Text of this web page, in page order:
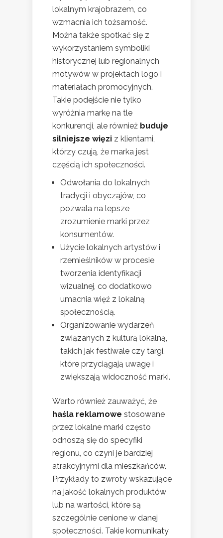
lokalnym krajobrazem, co
wzmacnia ich tożsamość.
Można także spotkać się z
wykorzystaniem symboliki
historycznej lub regionalnych
motywów w projektach logo i
materiałach promocyjnych.
Takie podejście nie tylko
wyróżnia markę na tle
konkurencji, ale również buduje
silniejsze więzi z klientami,
którzy czują, że marka jest
częścią ich społeczności.
Odwołania do lokalnych
tradycji i obyczajów, co
pozwala na lepsze
zrozumienie marki przez
konsumentów.
Użycie lokalnych artystów i
rzemieślników w procesie
tworzenia identyfikacji
wizualnej, co dodatkowo
umacnia więź z lokalną
społecznością.
Organizowanie wydarzeń
związanych z kulturą lokalną,
takich jak festiwale czy targi,
które przyciągają uwagę i
zwiększają widoczność marki.
Warto również zauważyć, że
haśla reklamowe stosowane
przez lokalne marki często
odnoszą się do specyfiki
regionu, co czyni je bardziej
atrakcyjnymi dla mieszkańców.
Przykłady to zwroty wskazujące
na jakość lokalnych produktów
lub na wartości, które są
szczególnie cenione w danej
społeczności. Takie komunikaty